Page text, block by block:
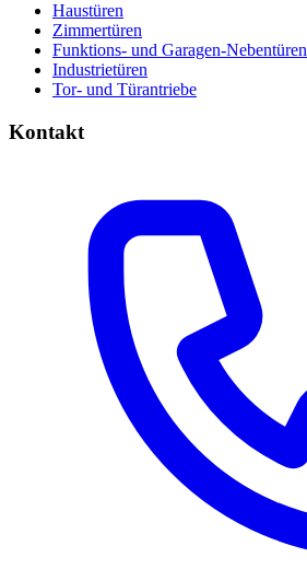
Haustüren
Zimmertüren
Funktions- und Garagen-Nebentüren
Industrietüren
Tor- und Türantriebe
Kontakt